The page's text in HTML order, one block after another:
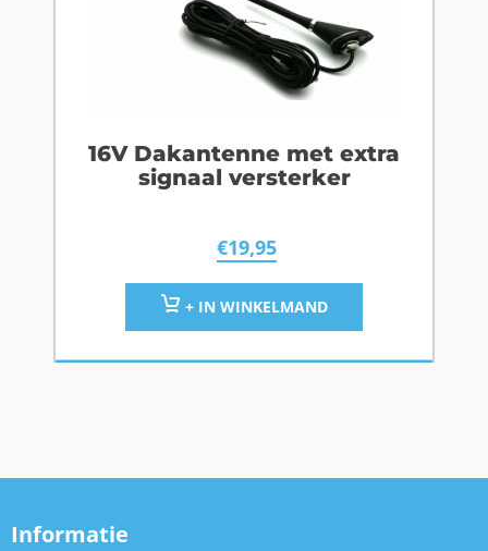
16V Dakantenne met extra
signaal versterker
€19,95
+ IN WINKELMAND
Informatie